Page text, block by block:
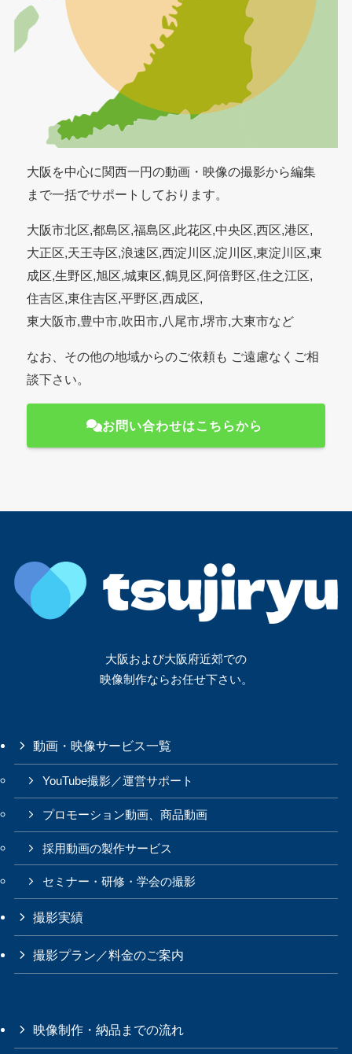
大阪を中心に関西一円の動画・映像の撮影から編集
まで一括でサポートしております。
大阪市北区,都島区,福島区,此花区,中央区,西区,港区,
大正区,天王寺区,浪速区,西淀川区,淀川区,東淀川区,東
成区,生野区,旭区,城東区,鶴見区,阿倍野区,住之江区,
住吉区,東住吉区,平野区,西成区,
東大阪市,豊中市,吹田市,八尾市,堺市,大東市など
なお、その他の地域からのご依頼も ご遠慮なくご相
談下さい。
お問い合わせはこちらから
大阪および大阪府近郊での
映像制作ならお任せ下さい。
動画・映像サービス一覧
YouTube撮影／運営サポート
プロモーション動画、商品動画
採用動画の製作サービス
セミナー・研修・学会の撮影
撮影実績
撮影プラン／料金のご案内
映像制作・納品までの流れ